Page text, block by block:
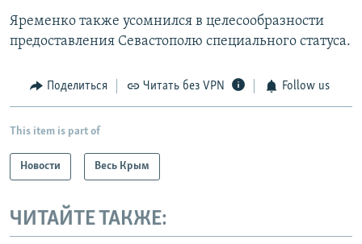
Яременко также усомнился в целесообразности
предоставления Севастополю специального статуса.
Поделиться Читать без VPN Follow us
This item is part of
Новости Весь Крым
ЧИТАЙТЕ ТАКЖЕ: